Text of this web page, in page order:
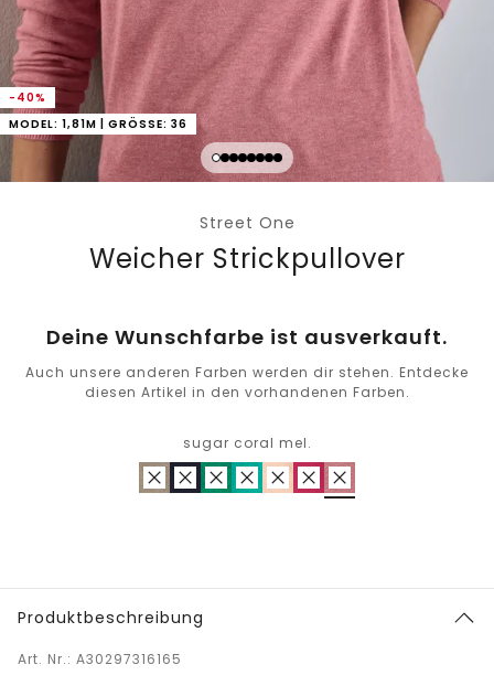
-40%
MODEL: 1,81M | GRÖSSE: 36
Street One
Weicher Strickpullover
Deine Wunschfarbe ist ausverkauft.
Auch unsere anderen Farben werden dir stehen. Entdecke
diesen Artikel in den vorhandenen Farben.
sugar coral mel.
Produktbeschreibung
Art. Nr.: A30297316165